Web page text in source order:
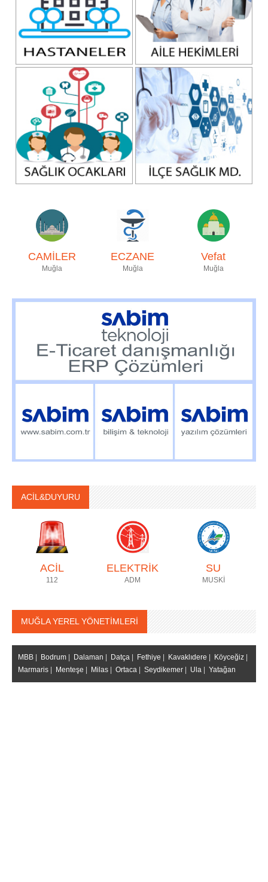
CAMİLER
Muğla
ECZANE
Muğla
Vefat
Muğla
ACİL&DUYURU
ACİL
112
ELEKTRİK
ADM
SU
MUSKİ
MUĞLA YEREL YÖNETİMLERİ
MBB | Bodrum | Dalaman | Datça | Fethiye | Kavaklıdere | Köyceğiz |
Marmaris | Menteşe | Milas | Ortaca | Seydikemer | Ula | Yatağan